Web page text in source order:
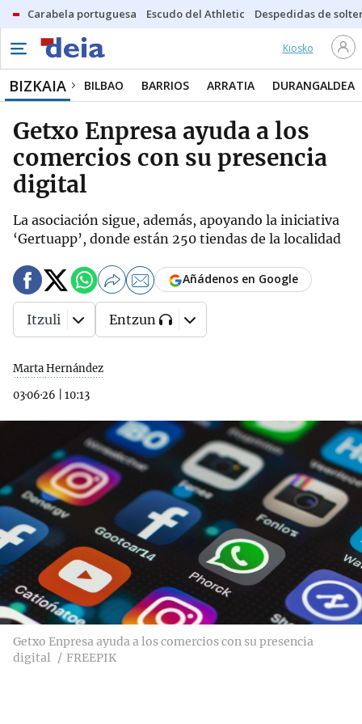
Carabela portuguesa Escudo del Athletic Despedidas de
Kiosko
BIZKAIA BILBAO BARRIOS ARRATIA DURANGALDEA
Getxo Enpresa ayuda a los
comercios con su presencia
digital
La asociación sigue, además, apoyando la iniciativa
‘Gertuapp’, donde están 250 tiendas de la localidad
Marta Hernández
03·06·26
10:13
Añádenos en Google
Itzuli Entzun
Getxo Enpresa ayuda a los comercios con su presencia
digital
FREEPIK